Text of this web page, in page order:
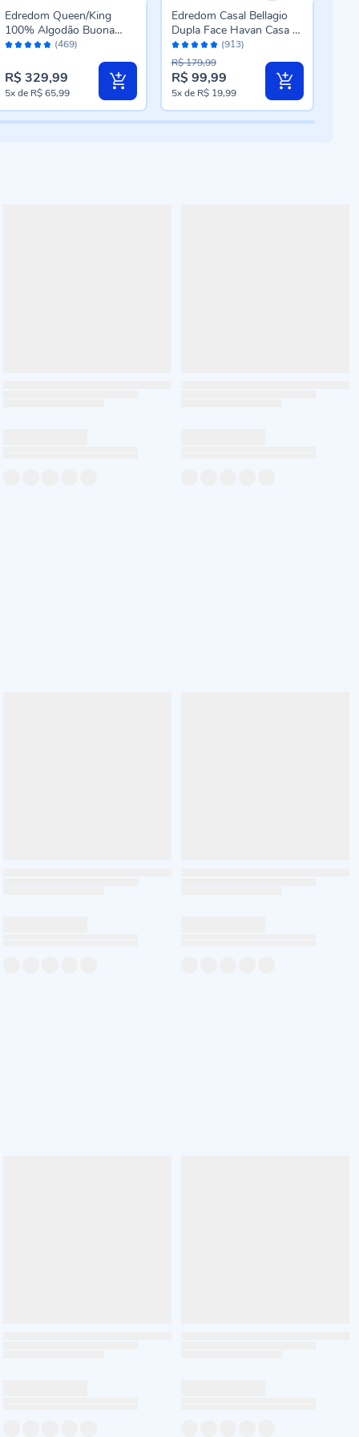
Avaliação: (469)
Edredom Queen/King
100% Algodão Buona
Fortuna - Branco
R$ 329,99
5xde R$ 65,99
Avaliação:
96%
(913)
Edredom Casal Bellagio
Dupla Face Havan Casa -
Davi Geo Cinza
Preço
especial
R$ 99,99
R$ 179,99
5xde R$ 19,99